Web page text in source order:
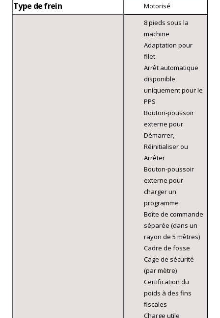
Type de frein Motorisé
8 pieds sous la
machine
Adaptation pour
filet
Arrêt automatique
disponible
uniquement pour le
PPS
Bouton-poussoir
externe pour
Démarrer,
Réinitialiser ou
Arrêter
Bouton-poussoir
externe pour
charger un
programme
Boîte de commande
séparée (dans un
rayon de 5 mètres)
Cadre de fosse
Cage de sécurité
(par mètre)
Certification du
poids à des fins
fiscales
Charge utile